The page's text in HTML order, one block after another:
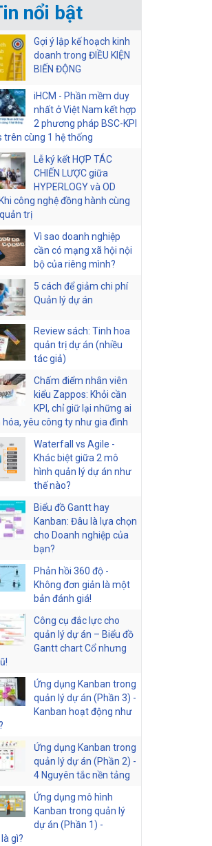
nổi bật
Gợi ý lập kế hoạch kinh
doanh trong ĐIỀU KIỆN
BIẾN ĐỘNG
iHCM - Phần mềm duy
nhất ở Việt Nam kết hợp
2 phương pháp BSC-KPI
trên cùng 1 hệ thống
Lễ ký kết HỢP TÁC
CHIẾN LƯỢC giữa
HYPERLOGY và OD
công nghệ đồng hành cùng
trị
Vì sao doanh nghiệp
cần có mạng xã hội nội
bộ của riêng mình?
5 cách để giảm chi phí
Quản lý dự án
Review sách: Tinh hoa
quản trị dự án (nhiều
tác giả)
Chấm điểm nhân viên
kiểu Zappos: Khỏi cần
KPI, chỉ giữ lại những ai
hóa, yêu công ty như gia đình
Waterfall vs Agile -
Khác biệt giữa 2 mô
hình quản lý dự án như
thế nào?
Biểu đồ Gantt hay
Kanban: Đâu là lựa chọn
cho Doanh nghiệp của
bạn?
Phản hồi 360 độ -
Không đơn giản là một
bản đánh giá!
Công cụ đắc lực cho
quản lý dự án – Biểu đồ
Gantt chart Cổ nhưng
Ứng dụng Kanban trong
quản lý dự án (Phần 3) -
Kanban hoạt động như
Ứng dụng Kanban trong
quản lý dự án (Phần 2) -
4 Nguyên tắc nền tảng
Ứng dụng mô hình
Kanban trong quản lý
dự án (Phần 1) -
gì?